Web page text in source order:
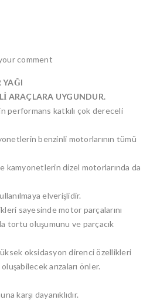
comment
YAĞI
ARAÇLARA UYGUNDUR.
performans katkılı çok dereceli
benzinli motorlarının tümü
kamyonetlerin dizel motorlarında da
elverişlidir.
sayesinde motor parçalarını
tortu oluşumunu ve parçacık
oksidasyon direnci özellikleri
arızaları önler.
karşı dayanıklıdır.